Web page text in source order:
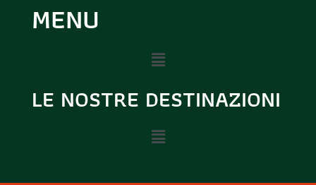
MENU
LE NOSTRE DESTINAZIONI